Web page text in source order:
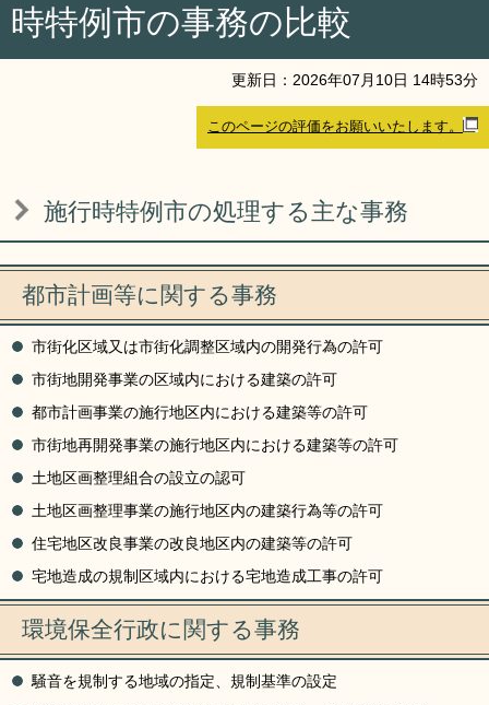
創業・産業・ビジネス
組織から探す
RSS プライバシーポリシー
サイトについて
閉じる
時特例市の事務の比較
更新日： 2026年07 月 10日 14時53分
このページの評価をお願いいたします。
施行時特例市の処理する主な事務
都市計画等に関する事務
市街化区域又は市街化調整区域内の開発行為の許可
市街地開発事業の区域内における建築の許可
都市計画事業の施行地区内における建築等の許可
市街地再開発事業の施行地区内における建築等の許可
土地区画整理組合の設立の認可
土地区画整理事業の施行地区内の建築行為等の許可
住宅地区改良事業の改良地区内の建築等の許可
宅地造成の規制区域内における宅地造成工事の許可
環境保全行政に関する事務
騒音を規制する地域の指定、規制基準の設定